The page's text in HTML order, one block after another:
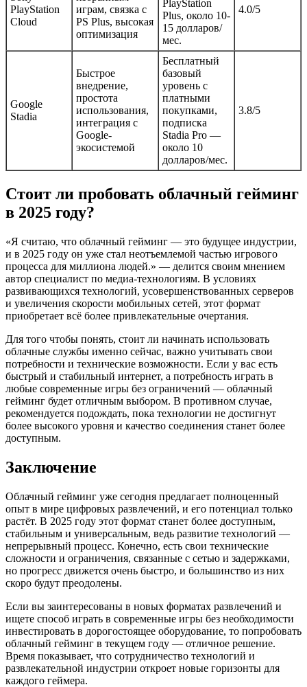
PlayStation
Cloud
играм, связка с
PS Plus, высокая
оптимизация
PlayStation
Plus, около 10-
15 долларов/
мес.
4.0/5
Google
Stadia
Быстрое
внедрение,
простота
использования,
интеграция с
Google-
экосистемой
Бесплатный
базовый
уровень с
платными
покупками,
подписка
Stadia Pro —
около 10
долларов/мес.
3.8/5
Стоит ли пробовать облачный гейминг
в 2025 году?
«Я считаю, что облачный гейминг — это будущее индустрии,
и в 2025 году он уже стал неотъемлемой частью игрового
процесса для миллиона людей.» — делится своим мнением
автор специалист по медиа-технологиям. В условиях
развивающихся технологий, усовершенствованных серверов
и увеличения скорости мобильных сетей, этот формат
приобретает всё более привлекательные очертания.
Для того чтобы понять, стоит ли начинать использовать
облачные службы именно сейчас, важно учитывать свои
потребности и технические возможности. Если у вас есть
быстрый и стабильный интернет, а потребность играть в
любые современные игры без ограничений — облачный
гейминг будет отличным выбором. В противном случае,
рекомендуется подождать, пока технологии не достигнут
более высокого уровня и качество соединения станет более
доступным.
Заключение
Облачный гейминг уже сегодня предлагает полноценный
опыт в мире цифровых развлечений, и его потенциал только
растёт. В 2025 году этот формат станет более доступным,
стабильным и универсальным, ведь развитие технологий —
непрерывный процесс. Конечно, есть свои технические
сложности и ограничения, связанные с сетью и задержками,
но прогресс движется очень быстро, и большинство из них
скоро будут преодолены.
Если вы заинтересованы в новых форматах развлечений и
ищете способ играть в современные игры без необходимости
инвестировать в дорогостоящее оборудование, то попробовать
облачный гейминг в текущем году — отличное решение.
Время показывает, что сотрудничество технологий и
развлекательной индустрии откроет новые горизонты для
каждого геймера.